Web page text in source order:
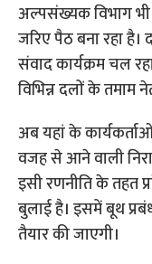
अल्पसंख्यक विभाग भी
जरिए पैठ बना रहा
संवाद कार्यक्रम चल
विभिन्न दलों के तमाम
अब यहां के
वजह से आने वाली
इसी रणनीति के तहत
बुलाई है। इसमें बूथ
तैयार की जाएगी।